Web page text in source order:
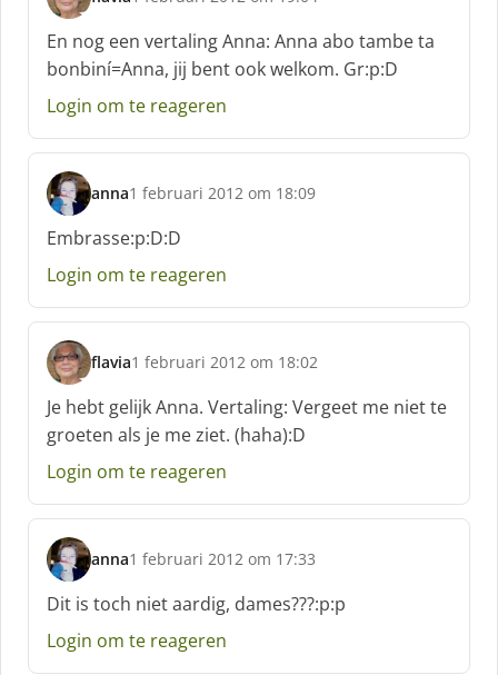
s
c
h
r
e
f
En nog een vertaling Anna: Anna abo tambe ta
bonbiní=Anna, jij bent ook welkom. Gr:p:D
Login om te reageren
anna
s
c
h
r
e
f
:
1 februari 2012 om 18:09
Embrasse:p:D:D
Login om te reageren
flavia
s
c
h
r
e
f
1 februari 2012 om 18:02
Je hebt gelijk Anna. Vertaling: Vergeet me niet te
groeten als je me ziet. (haha):D
Login om te reageren
anna
s
c
h
r
1 februari 2012 om 17:33
Dit is toch niet aardig, dames???:p:p
Login om te reageren